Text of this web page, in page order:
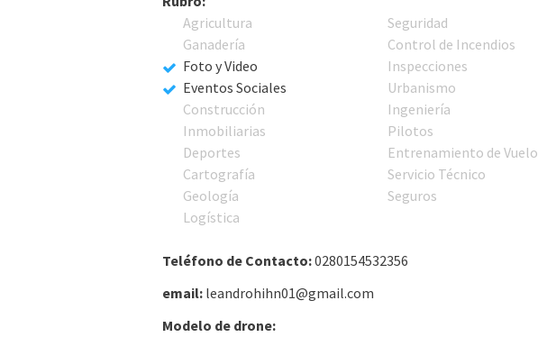
Agricultura
Ganadería
Foto y Video
Eventos Sociales
Construcción
Inmobiliarias
Deportes
Cartografía
Geología
Logística
Seguridad
Control de Incendios
Inspecciones
Urbanismo
Ingeniería
Pilotos
Entrenamiento de Vuelo
Servicio Técnico
Seguros
Teléfono de Contacto:0280154532356
email: leandrohihn01@gmail.com
Modelo de drone: